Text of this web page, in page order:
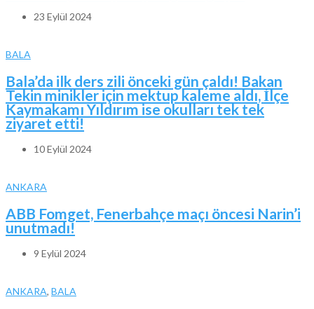
23 Eylül 2024
BALA
Bala’da ilk ders zili önceki gün çaldı! Bakan
Tekin minikler için mektup kaleme aldı, İlçe
Kaymakamı Yıldırım ise okulları tek tek
ziyaret etti!
10 Eylül 2024
ANKARA
ABB Fomget, Fenerbahçe maçı öncesi Narin’i
unutmadı!
9 Eylül 2024
ANKARA, BALA